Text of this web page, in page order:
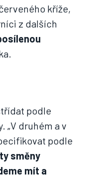
kříže,
z dalších
podle
„V druhém a v
podle
směny
mít a